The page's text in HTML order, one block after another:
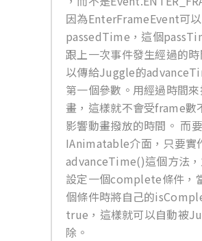
因為EnterFrameEvent可
passedTime，這個
跟上一次事件發生經過的
以傳給Juggle的
第一個參數。用經過時間
畫，這樣就不會受frame數
影響動畫撥放的時間。 而
IAnimatable介面，只要實
advanceTime()這個方法
設定一個complete條件，
個條件時將自己的
true，這樣就可以自動被
除。